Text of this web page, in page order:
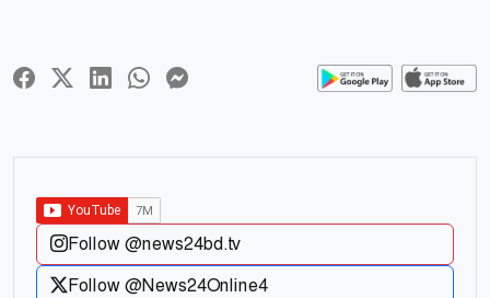
Follow @news24bd.tv
Follow @News24Online4